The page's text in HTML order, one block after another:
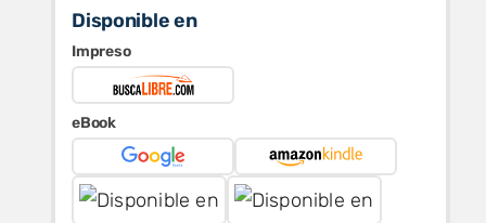
Disponible en
Impreso
eBook